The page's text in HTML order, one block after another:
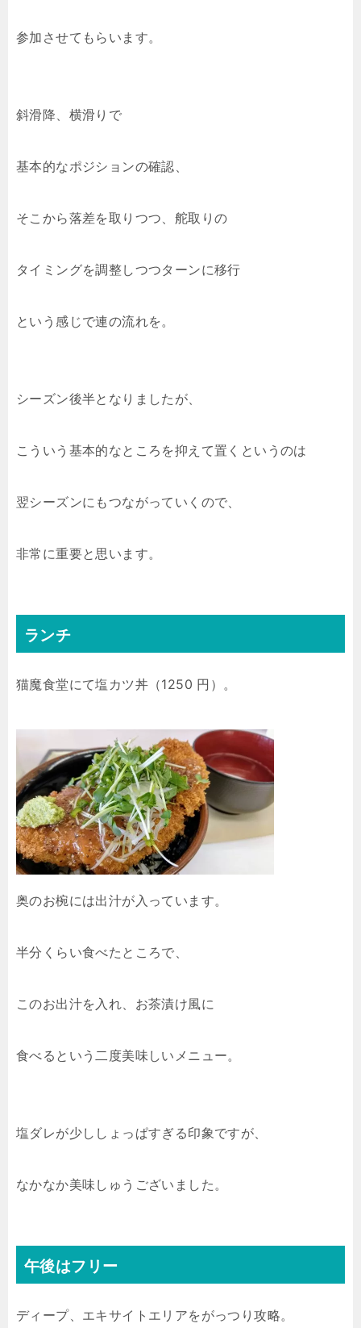
参加させてもらいます。
斜滑降、横滑りで
基本的なポジションの確認、
そこから落差を取りつつ、舵取りの
タイミングを調整しつつターンに移行
という感じで連の流れを。
シーズン後半となりましたが、
こういう基本的なところを抑えて置くというのは
翌シーズンにもつながっていくので、
非常に重要と思います。
ランチ
猫魔食堂にて塩カツ丼（1250 円）。
奥のお椀には出汁が入っています。
半分くらい食べたところで、
このお出汁を入れ、お茶漬け風に
食べるという二度美味しいメニュー。
塩ダレが少ししょっぱすぎる印象ですが、
なかなか美味しゅうございました。
午後はフリー
ディープ、エキサイトエリアをがっつり攻略。